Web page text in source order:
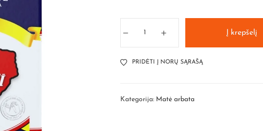
Į krepšelį
PRIDĖTI Į NORŲ SĄRAŠĄ
Kategorija: Matė arbata